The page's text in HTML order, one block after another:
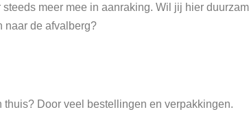
meer mee in aanraking. Wil jij hier
naar de afvalberg?
Door veel bestellingen en verpakkingen.